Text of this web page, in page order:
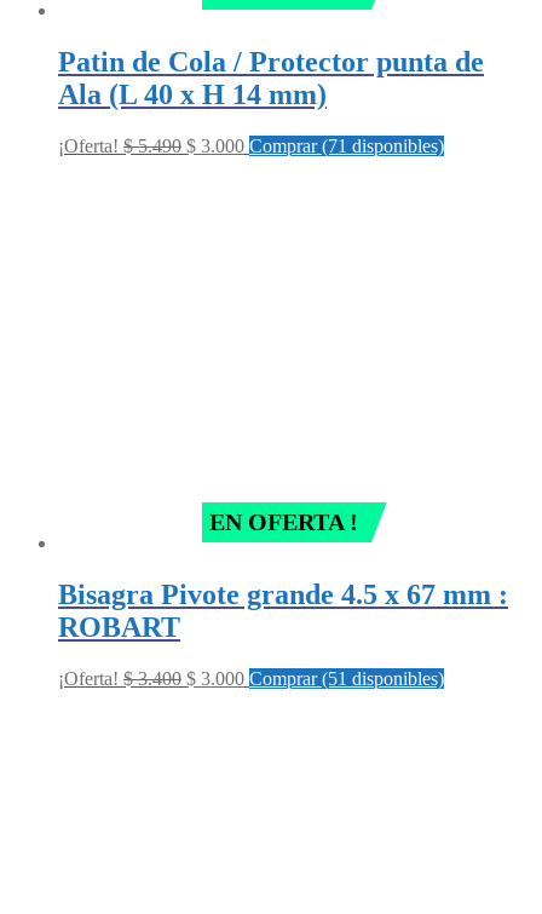
Patin de Cola / Protector punta de
Ala (L 40 x H 14 mm)
¡Oferta! $5.490 Original
$ 3.000Current
Comprar (71 disponibles)
EN OFERTA !
Bisagra Pivote grande 4.5 x 67 mm :
ROBART
¡Oferta! $3.400 Original
$ 3.000Current
Comprar (51 disponibles)